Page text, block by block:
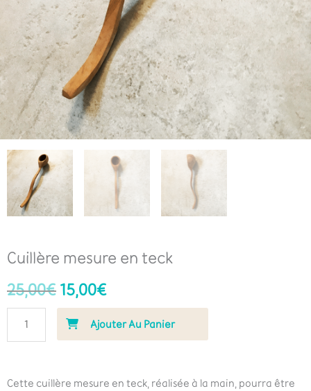
Cuillère mesure en teck
25,00€ 15,00€
Ajouter Au Panier
Cette cuillère mesure en teck, réalisée à la main, pourra être